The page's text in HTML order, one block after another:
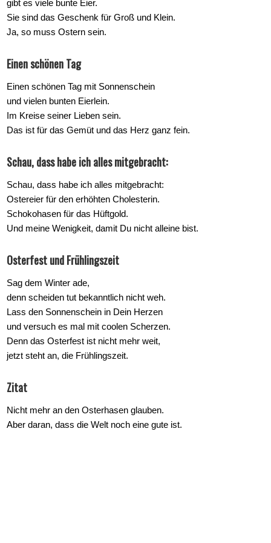
gibt es viele bunte Eier.
Sie sind das Geschenk für Groß und Klein.
Ja, so muss Ostern sein.
Einen schönen Tag
Einen schönen Tag mit Sonnenschein
und vielen bunten Eierlein.
Im Kreise seiner Lieben sein.
Das ist für das Gemüt und das Herz ganz fein.
Schau, dass habe ich alles mitgebracht:
Schau, dass habe ich alles mitgebracht:
Ostereier für den erhöhten Cholesterin.
Schokohasen für das Hüftgold.
Und meine Wenigkeit, damit Du nicht alleine bist.
Osterfest und Frühlingszeit
Sag dem Winter ade,
denn scheiden tut bekanntlich nicht weh.
Lass den Sonnenschein in Dein Herzen
und versuch es mal mit coolen Scherzen.
Denn das Osterfest ist nicht mehr weit,
jetzt steht an, die Frühlingszeit.
Zitat
Nicht mehr an den Osterhasen glauben.
Aber daran, dass die Welt noch eine gute ist.